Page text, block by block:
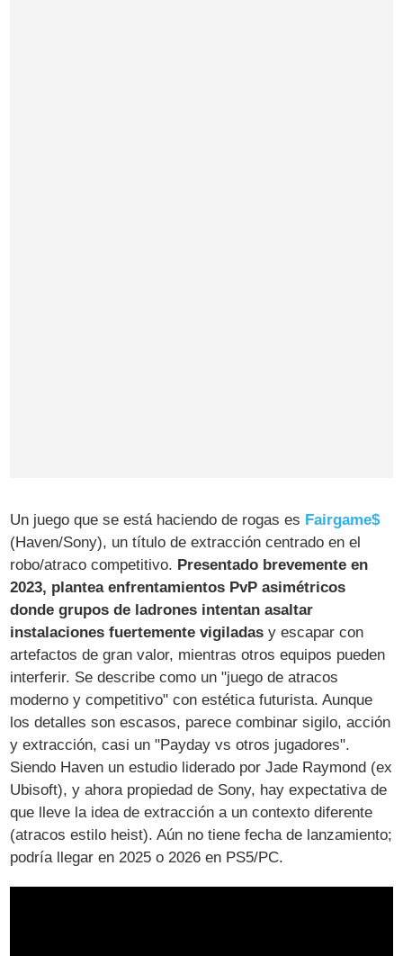
Un juego que se está haciendo de rogas es Fairgame$
(Haven/Sony), un título de extracción centrado en el
robo/atraco competitivo. Presentado brevemente en
2023, plantea enfrentamientos PvP asimétricos
donde grupos de ladrones intentan asaltar
instalaciones fuertemente vigiladas y escapar con
artefactos de gran valor, mientras otros equipos pueden
interferir. Se describe como un "juego de atracos
moderno y competitivo" con estética futurista. Aunque
los detalles son escasos, parece combinar sigilo, acción
y extracción, casi un "Payday vs otros jugadores".
Siendo Haven un estudio liderado por Jade Raymond (ex
Ubisoft), y ahora propiedad de Sony, hay expectativa de
que lleve la idea de extracción a un contexto diferente
(atracos estilo heist). Aún no tiene fecha de lanzamiento;
podría llegar en 2025 o 2026 en PS5/PC.